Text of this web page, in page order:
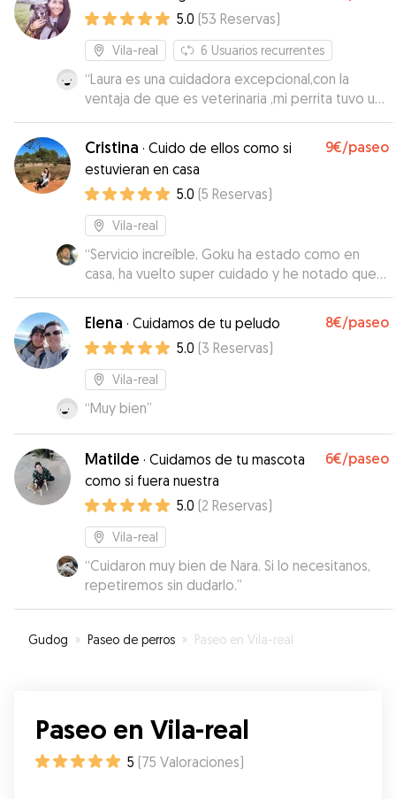
5.0 (53 Reservas)
Vila-real 6 Usuarios recurrentes
“Laura es una cuidadora excepcional,con la
ventaja de que es veterinaria ,mi perrita tuvo un
pequeño problema y suerte de dejarla con
ella,lo soluciono enseguida, super contenta
como persona y excelente trato con los
animales,sin duda volveremos a repetir
Cristina · Cuido de ellos como si
estuvieran en casa
9€/paseo
5.0 (5 Reservas)
Vila-real
“Servicio increíble, Goku ha estado como en
casa, ha vuelto super cuidado y he notado que
estaba muy feliz. Cristina ha sido super atenta,
cariñosa con Goku y siempre en contacto
comentándonos cómo estaba nuestro perrete.
Gracias Cristina, pronto repetiremos!
Elena · Cuidamos de tu peludo 8€/paseo
5.0 (3 Reservas)
Vila-real
“Muy bien”
Matilde · Cuidamos de tu mascota
como si fuera nuestra
6€/paseo
5.0 (2 Reservas)
Vila-real
“Cuidaron muy bien de Nara. Si lo necesitanos,
repetiremos sin dudarlo.”
Gudog » Paseo de perros » Paseo en Vila-real
Paseo en Vila-real
5 (75 Valoraciones)